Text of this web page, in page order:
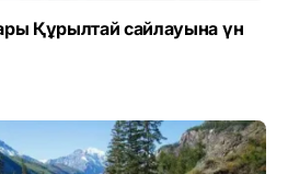
Құрылтай сайлауына үн